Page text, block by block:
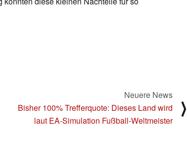
Neuere News
Bisher 100% Trefferquote: Dieses Land wird
laut EA-Simulation Fußball-Weltmeister
⟩